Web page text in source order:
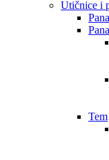
Utičnice i
Tem